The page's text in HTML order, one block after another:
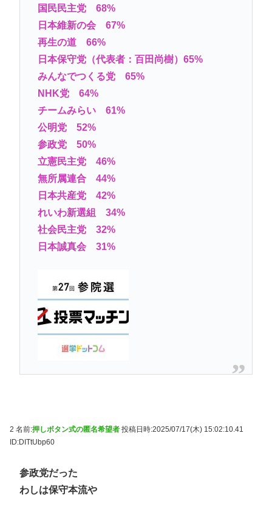
国民民主党 68%
日本維新の会 67%
再生の道 66%
日本保守党（代表者：百田尚樹）65%
みんなでつくる党 65%
NHK党 64%
チームみらい 61%
公明党 52%
参政党 50%
立憲民主党 46%
無所属連合 44%
日本共産党 42%
れいわ新選組 34%
社会民主党 32%
日本誠真会 31%
2 名前:押しボタン式の匿名希望者 投稿日時:2025/07/17(木) 15:02:10.41
ID:DITtUbp60
参政党だった
わしは保守本流や